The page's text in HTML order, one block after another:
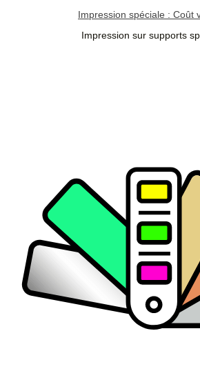
Impression spéciale : Coût
Impression sur supports